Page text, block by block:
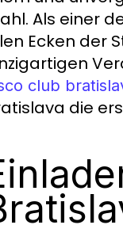
Als einer
Ecken der
club
die